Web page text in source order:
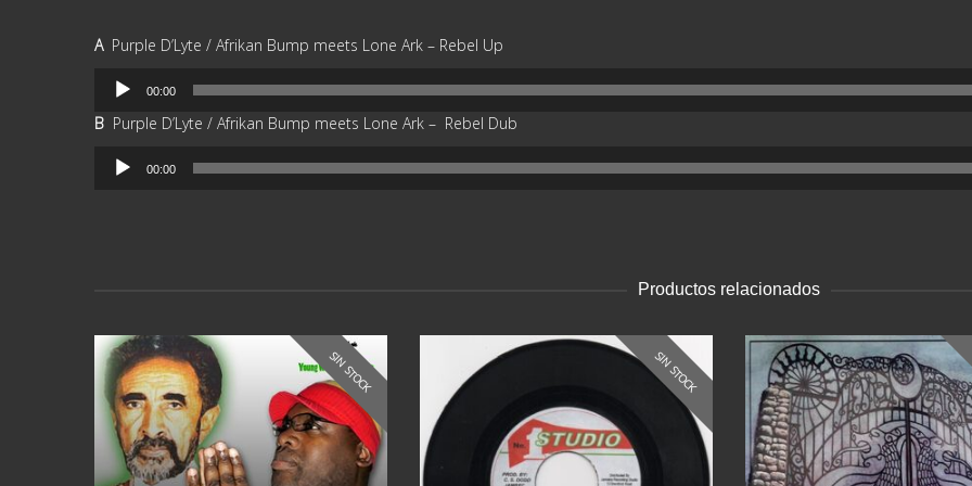
A Purple D’Lyte / Afrikan Bump meets Lone Ark ‎– Rebel Up
Reproductor
audio
00:00
B Purple D’Lyte / Afrikan Bump meets Lone Ark ‎– Rebel Dub
Reproductor
00:00
Productos relacionados
SIN STOCK SIN STOCK